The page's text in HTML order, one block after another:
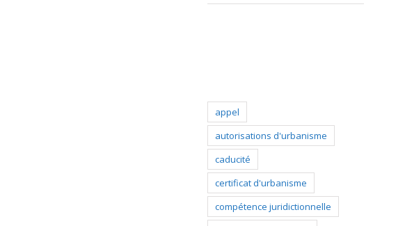
appel
autorisations d'urbanisme
caducité
certificat d'urbanisme
compétence juridictionnelle